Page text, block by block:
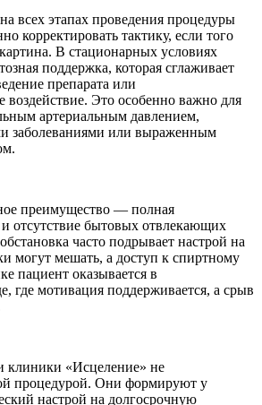
всех этапах проведения процедуры
корректировать тактику, если того
В стационарных условиях
поддержка, которая сглаживает
препарата или
воздействие. Это особенно важно для
артериальным давлением,
заболеваниями или выраженным
преимущество — полная
отсутствие бытовых отвлекающих
часто подрывает настрой на
могут мешать, а доступ к спиртному
пациент оказывается в
где мотивация поддерживается, а срыв
клиники «Исцеление» не
процедурой. Они формируют у
настрой на долгосрочную